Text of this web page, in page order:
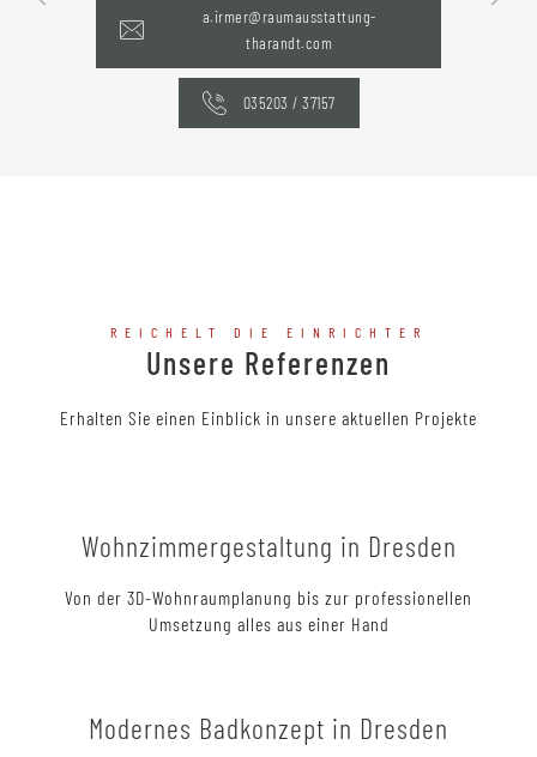
a.irmer@raumausstattung-
tharandt.com
035203 / 37157
REICHELT DIE EINRICHTER
Unsere Referenzen
Erhalten Sie einen Einblick in unsere aktuellen Projekte
Wohnzimmergestaltung in Dresden
Von der 3D-Wohnraumplanung bis zur professionellen
Umsetzung alles aus einer Hand
Modernes Badkonzept in Dresden